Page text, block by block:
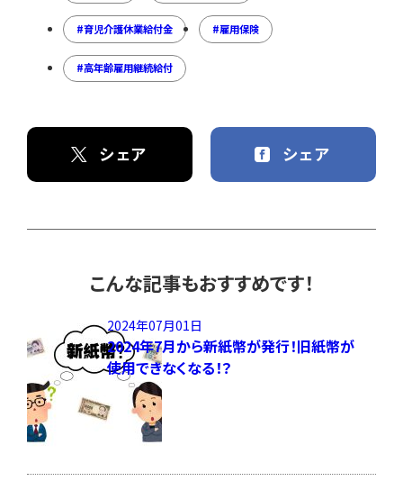
育児介護休業給付金 雇用保険
高年齢雇用継続給付
シェア シェア
こんな記事もおすすめです！
2024年07月01日
2024年7月から新紙幣が発行！旧紙幣が
使用できなくなる！？